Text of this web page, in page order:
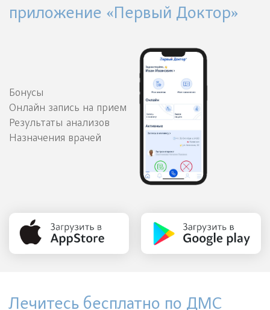
приложение «Первый Доктор»
Бонусы
Онлайн запись на прием
Результаты анализов
Назначения врачей
Лечитесь бесплатно по ДМС